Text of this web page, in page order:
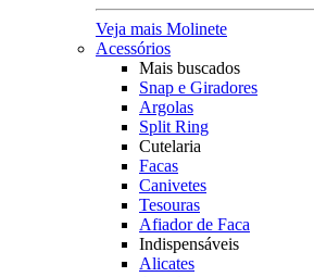
Veja mais Molinete
Acessórios
Mais buscados
Snap e Giradores
Argolas
Split Ring
Cutelaria
Facas
Canivetes
Tesouras
Afiador de Faca
Indispensáveis
Alicates